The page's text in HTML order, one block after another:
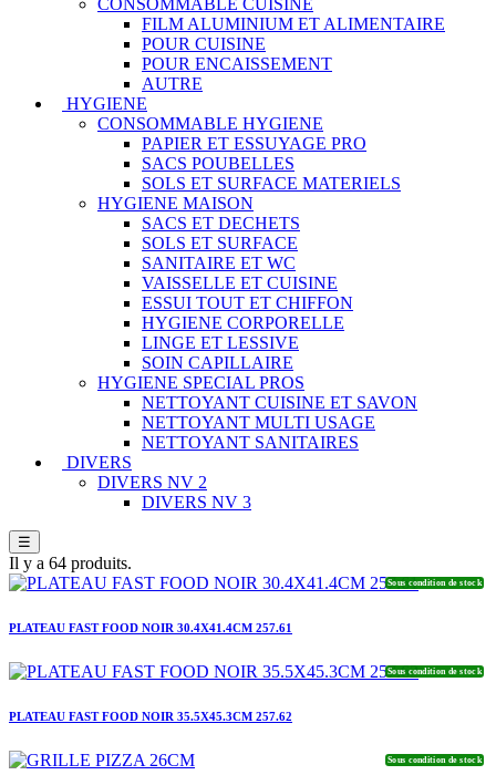
FILM ALUMINIUM ET ALIMENTAIRE
POUR CUISINE
POUR ENCAISSEMENT
AUTRE
HYGIENE
CONSOMMABLE HYGIENE
PAPIER ET ESSUYAGE PRO
SACS POUBELLES
SOLS ET SURFACE MATERIELS
HYGIENE MAISON
SACS ET DECHETS
SOLS ET SURFACE
SANITAIRE ET WC
VAISSELLE ET CUISINE
ESSUI TOUT ET CHIFFON
HYGIENE CORPORELLE
LINGE ET LESSIVE
SOIN CAPILLAIRE
HYGIENE SPECIAL PROS
NETTOYANT CUISINE ET SAVON
NETTOYANT MULTI USAGE
NETTOYANT SANITAIRES
DIVERS
DIVERS NV 2
DIVERS NV 3
☰
Il y a 64 produits.
Sous condition de stock
PLATEAU FAST FOOD NOIR 30.4X41.4CM 257.61
Sous condition de stock
PLATEAU FAST FOOD NOIR 35.5X45.3CM 257.62
Sous condition de stock